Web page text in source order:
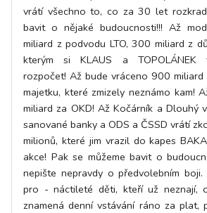
vrátí všechno to, co za 30 let
bavit o nějaké budoucnosti!!! Až
miliard z podvodu LTO, 300 miliard z
kterým si KLAUS a TOPOLÁNEK
rozpočet! Až bude vráceno 900
majetku, které zmizely neznámo kam!
miliard za OKD! Až Kočárník a Dlouhý
sanované banky a ODS a ČSSD vrátí
milionů, které jim vrazil do kapes
akce! Pak se můžeme bavit o
nepište nepravdy o předvolebním
pro - náctileté děti, kteří už neznají,
znamená denní vstávání ráno za plat,